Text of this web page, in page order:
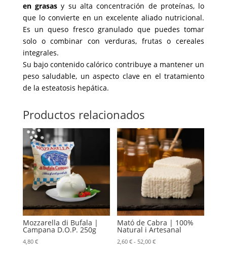
en grasas y su alta concentración de proteínas, lo
que lo convierte en un excelente aliado nutricional.
Es un queso fresco granulado que puedes tomar
solo o combinar con verduras, frutas o cereales
integrales.
Su bajo contenido calórico contribuye a mantener un
peso saludable, un aspecto clave en el tratamiento
de la esteatosis hepática.
Productos relacionados
Mozzarella di Bufala |
Campana D.O.P. 250g
4,80 €
Mató de Cabra | 100%
Natural i Artesanal
2,60€ - 52,00€Rango